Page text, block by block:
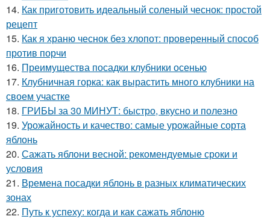
14. Как приготовить идеальный соленый чеснок: простой
рецепт
15. Как я храню чеснок без хлопот: проверенный способ
против порчи
16. Преимущества посадки клубники осенью
17. Клубничная горка: как вырастить много клубники на
своем участке
18. ГРИБЫ за 30 МИНУТ: быстро, вкусно и полезно
19. Урожайность и качество: самые урожайные сорта
яблонь
20. Сажать яблони весной: рекомендуемые сроки и
условия
21. Времена посадки яблонь в разных климатических
зонах
22. Путь к успеху: когда и как сажать яблоню